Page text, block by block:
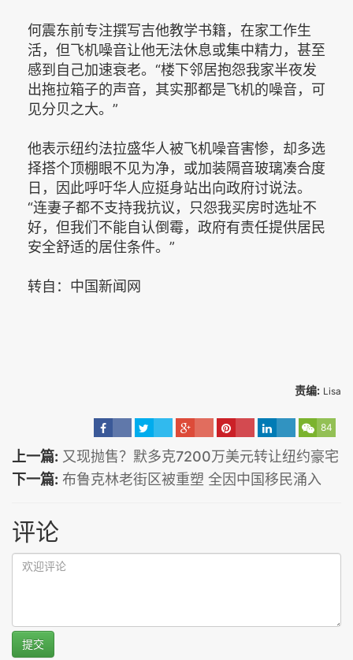
何震东前专注撰写吉他教学书籍，在家工作生
活，但飞机噪音让他无法休息或集中精力，甚至
感到自己加速衰老。“楼下邻居抱怨我家半夜发
出拖拉箱子的声音，其实那都是飞机的噪音，可
见分贝之大。”
他表示纽约法拉盛华人被飞机噪音害惨，却多选
择搭个顶棚眼不见为净，或加装隔音玻璃凑合度
日，因此呼吁华人应挺身站出向政府讨说法。
“连妻子都不支持我抗议，只怨我买房时选址不
好，但我们不能自认倒霉，政府有责任提供居民
安全舒适的居住条件。”
转自：中国新闻网
责编: Lisa
84
上一篇: 又现抛售？默多克7200万美元转让纽约豪宅
下一篇: 布鲁克林老街区被重塑 全因中国移民涌入
评论
提交